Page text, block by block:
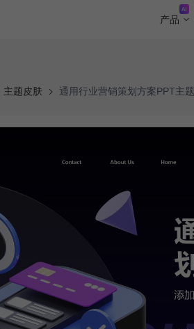
产品
主题皮肤 通用行业营销策划方案PPT主题